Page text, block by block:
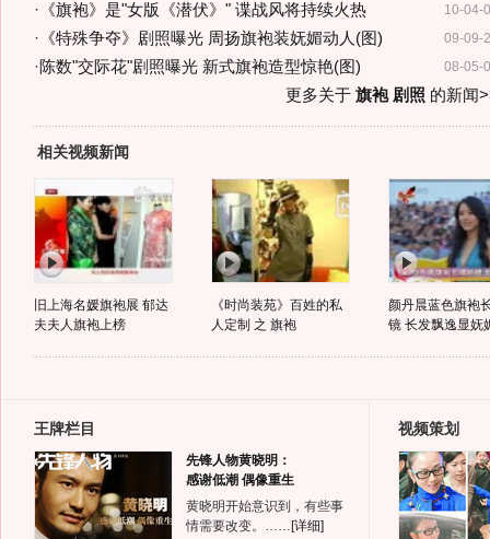
10-04-
· 《旗袍》是"女版《潜伏》" 谍战风将持续火热
09-09-
· 《特殊争夺》剧照曝光 周扬旗袍装妩媚动人(图)
08-05-
·陈数"交际花"剧照曝光 新式旗袍造型惊艳(图)
更多关于 旗袍 剧照 的新闻
相关视频新闻
旧上海名媛旗袍展 郁达
夫夫人旗袍上榜
《时尚装苑》百姓的私
人定制 之 旗袍
颜丹晨蓝色旗袍
镜 长发飘逸显妩
王牌栏目
先锋人物黄晓明：
感谢低潮 偶像重生
黄晓明开始意识到，有些事
情需要改变。…… [详细]
视频策划